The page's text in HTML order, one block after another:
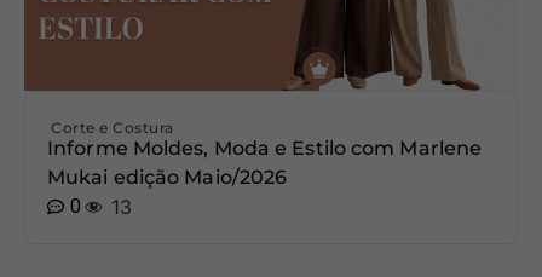
Corte e Costura
Informe Moldes, Moda e Estilo com Marlene
Mukai edição Maio/2026
0
13